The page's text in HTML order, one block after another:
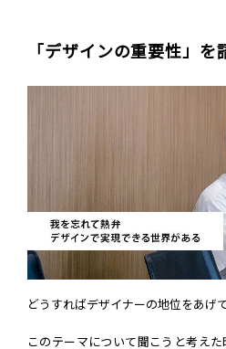
「デザインの重要性」を
どうすればデザイナーの地位をあげ
このテーマについて聞こうと考え